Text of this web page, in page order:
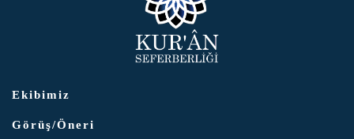
Ekibimiz
Görüş/Öneri